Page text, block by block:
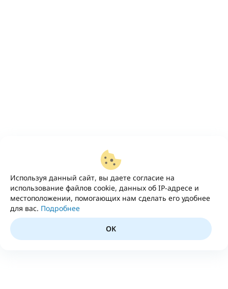
Используя данный сайт, вы даете согласие на
использование файлов cookie, данных об IP-адресе и
местоположении, помогающих нам сделать его удобнее
для вас. Подробнее
OK